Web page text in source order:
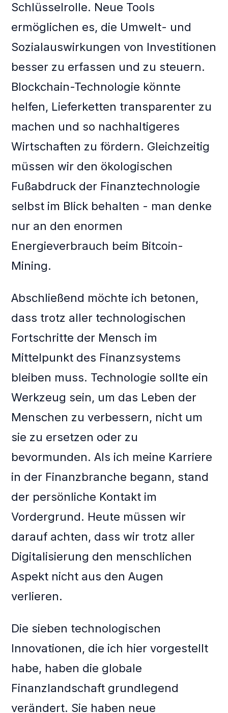
Schlüsselrolle. Neue Tools
ermöglichen es, die Umwelt- und
Sozialauswirkungen von Investitionen
besser zu erfassen und zu steuern.
Blockchain-Technologie könnte
helfen, Lieferketten transparenter zu
machen und so nachhaltigeres
Wirtschaften zu fördern. Gleichzeitig
müssen wir den ökologischen
Fußabdruck der Finanztechnologie
selbst im Blick behalten - man denke
nur an den enormen
Energieverbrauch beim Bitcoin-
Mining.
Abschließend möchte ich betonen,
dass trotz aller technologischen
Fortschritte der Mensch im
Mittelpunkt des Finanzsystems
bleiben muss. Technologie sollte ein
Werkzeug sein, um das Leben der
Menschen zu verbessern, nicht um
sie zu ersetzen oder zu
bevormunden. Als ich meine Karriere
in der Finanzbranche begann, stand
der persönliche Kontakt im
Vordergrund. Heute müssen wir
darauf achten, dass wir trotz aller
Digitalisierung den menschlichen
Aspekt nicht aus den Augen
verlieren.
Die sieben technologischen
Innovationen, die ich hier vorgestellt
habe, haben die globale
Finanzlandschaft grundlegend
verändert. Sie haben neue